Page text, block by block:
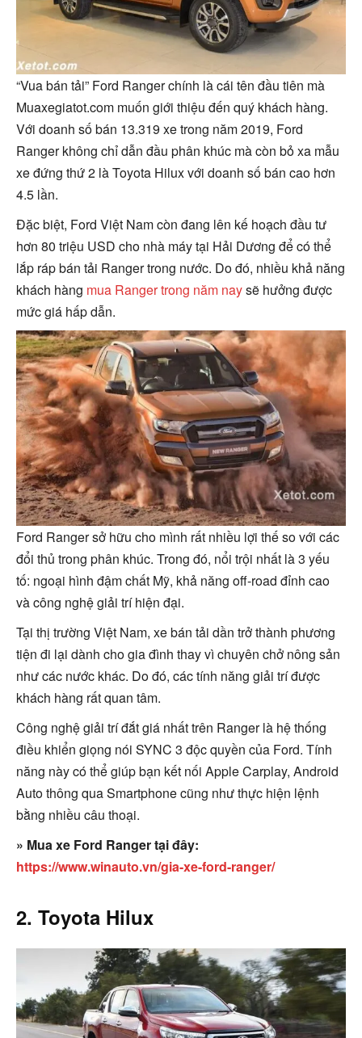
“Vua bán tải” Ford Ranger chính là cái tên đầu tiên mà
Muaxegiatot.com muốn giới thiệu đến quý khách hàng.
Với doanh số bán 13.319 xe trong năm 2019, Ford
Ranger không chỉ dẫn đầu phân khúc mà còn bỏ xa mẫu
xe đứng thứ 2 là Toyota Hilux với doanh số bán cao hơn
4.5 lần.
Đặc biệt, Ford Việt Nam còn đang lên kế hoạch đầu tư
hơn 80 triệu USD cho nhà máy tại Hải Dương để có thể
lắp ráp bán tải Ranger trong nước. Do đó, nhiều khả năng
khách hàng mua Ranger trong năm naysẽ hưởng được
mức giá hấp dẫn.
Ford Ranger sở hữu cho mình rất nhiều lợi thế so với các
đổi thủ trong phân khúc. Trong đó, nổi trội nhất là 3 yếu
tố: ngoại hình đậm chất Mỹ, khả năng off-road đỉnh cao
và công nghệ giải trí hiện đại.
Tại thị trường Việt Nam, xe bán tải dần trở thành phương
tiện đi lại dành cho gia đình thay vì chuyên chở nông sản
như các nước khác. Do đó, các tính năng giải trí được
khách hàng rất quan tâm.
Công nghệ giải trí đắt giá nhất trên Ranger là hệ thống
điều khiển giọng nói SYNC 3 độc quyền của Ford. Tính
năng này có thể giúp bạn kết nối Apple Carplay, Android
Auto thông qua Smartphone cũng như thực hiện lệnh
bằng nhiều câu thoại.
» Mua xe Ford Ranger tại đây:
https://www.winauto.vn/gia-xe-ford-ranger/
2. Toyota Hilux